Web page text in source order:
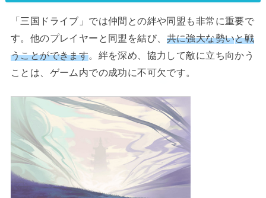
「三国ドライブ」では仲間との絆や同盟も非常に重要で
す。他のプレイヤーと同盟を結び、 共に強大な勢いと戦
うことができます。絆を深め、協力して敵に立ち向かう
ことは、ゲーム内での成功に不可欠です。